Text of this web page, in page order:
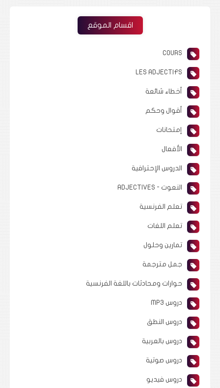
اقسام الموقع
COURS
LES ADJECTIFS
أخطاء شائعة
أقوال وحكم
إمتحانات
الأفعال
الدروس الإحترافية
النعوت - ADJECTIVES
تعلم الفرنسية
تعلم اللغات
تمارين وحلول
جمل مترجمة
حوارات ومحادثات باللغة الفرنسية
دروس MP3
دروس النطق
دروس بالعربية
دروس صوتية
دروس فيديو